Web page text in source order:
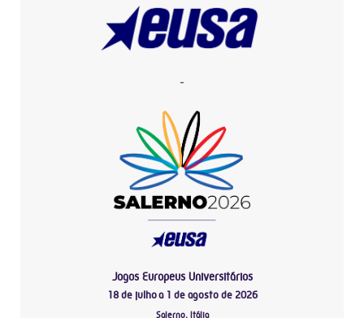
-
Jogos Europeus Universitários
18 de julho a 1 de agosto de 2026
Salerno, Itália